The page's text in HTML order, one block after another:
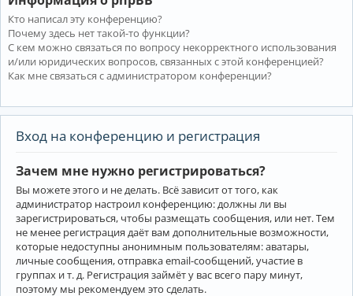
Кто написал эту конференцию?
Почему здесь нет такой-то функции?
С кем можно связаться по вопросу некорректного использования
и/или юридических вопросов, связанных с этой конференцией?
Как мне связаться с администратором конференции?
Вход на конференцию и регистрация
Зачем мне нужно регистрироваться?
Вы можете этого и не делать. Всё зависит от того, как
администратор настроил конференцию: должны ли вы
зарегистрироваться, чтобы размещать сообщения, или нет. Тем
не менее регистрация даёт вам дополнительные возможности,
которые недоступны анонимным пользователям: аватары,
личные сообщения, отправка email-сообщений, участие в
группах и т. д. Регистрация займёт у вас всего пару минут,
поэтому мы рекомендуем это сделать.